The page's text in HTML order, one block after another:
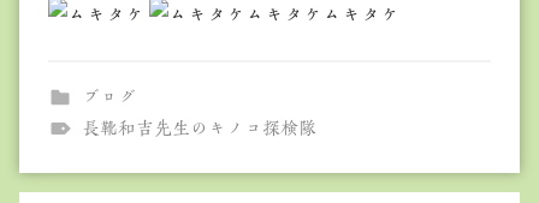
ムキタケムキタケ
ブログ
長靴和吉先生のキノコ探検隊